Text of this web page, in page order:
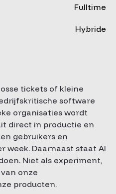
Fulltime
Hybride
tickets of kleine
software
organisaties wordt
direct in productie en
gebruikers en
week. Daarnaast staat AI
Niet als experiment,
onze
producten.